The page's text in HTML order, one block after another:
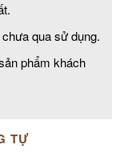
qua sử dụng.
phẩm khách
TỰ